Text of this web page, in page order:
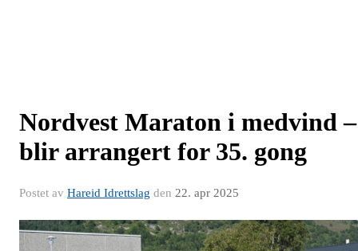
Nordvest Maraton i medvind –
blir arrangert for 35. gong
Postet av Hareid Idrettslag den 22. apr 2025